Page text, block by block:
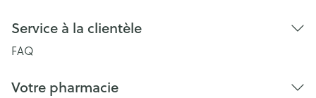
Service à la clientèle
FAQ
Votre pharmacie